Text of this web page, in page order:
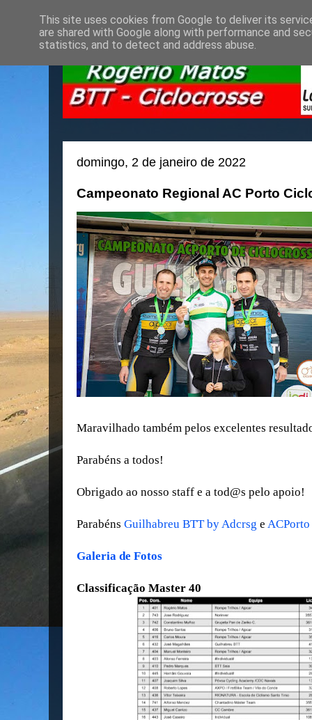
domingo, 2 de janeiro de 2022
Campeonato Regional AC Porto
Maravilhado também pelos excelentes
Parabéns a todos!
Obrigado ao nosso staff e a tod@s pelo apoio!
Parabéns Guilhabreu BTT by Adcrsg e ACPorto
Galeria de Fotos
Classificação Master 40
This site uses cookies from Google to deliver its
are shared with Google along with performance and
statistics, and to detect and address abuse.